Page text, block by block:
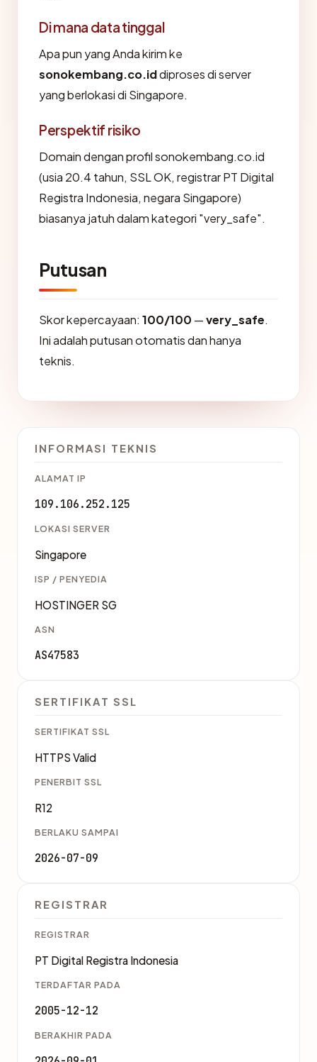
Di mana data tinggal
Apa pun yang Anda kirim ke
sonokembang.co.iddiproses di server
yang berlokasi di Singapore.
Perspektif risiko
Domain dengan profil sonokembang.co.id
(usia 20.4 tahun, SSL OK, registrar PT Digital
Registra Indonesia, negara Singapore)
biasanya jatuh dalam kategori "very_safe".
Putusan
Skor kepercayaan: 100/100 —very_safe.
Ini adalah putusan otomatis dan hanya
teknis.
INFORMASI TEKNIS
ALAMAT IP
109.106.252.125
LOKASI SERVER
Singapore
ISP / PENYEDIA
HOSTINGER SG
ASN
AS47583
SERTIFIKAT SSL
SERTIFIKAT SSL
HTTPS Valid
PENERBIT SSL
R12
BERLAKU SAMPAI
2026-07-09
REGISTRAR
REGISTRAR
PT Digital Registra Indonesia
TERDAFTAR PADA
2005-12-12
BERAKHIR PADA